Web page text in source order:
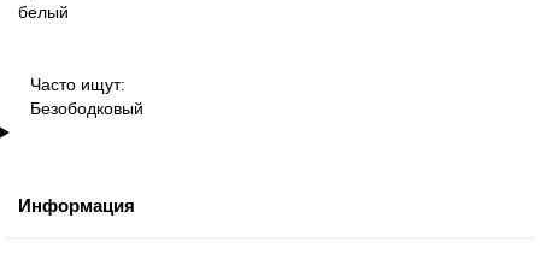
белый
Часто ищут:
Безободковый
Информация